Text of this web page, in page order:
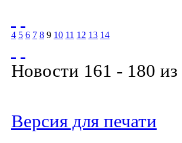
4 5 6 7 8 9 10 11 12 13 14
Новости 161 - 180 из
Версия для печати